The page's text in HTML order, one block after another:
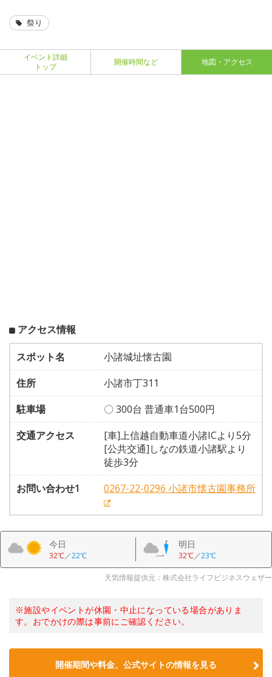
祭り
イベント詳細
トップ
開催時間など 地図・アクセス
アクセス情報
スポット名
小諸城址懐古園
住所
小諸市丁311
駐車場
〇 300台 普通車1台500円
交通アクセス
[車]上信越自動車道小諸ICより5分
[公共交通]しなの鉄道小諸駅より
徒歩3分
お問い合わせ1
0267-22-0296 小諸市懐古園事務所
今日
32℃／22℃
明日
32℃／23℃
天気情報提供元：株式会社ライフビジネスウェザー
※施設やイベントが休園・中止になっている場合がありま
す。おでかけの際は事前にご確認ください。
開催期間や料金、公式サイトの情報を見る